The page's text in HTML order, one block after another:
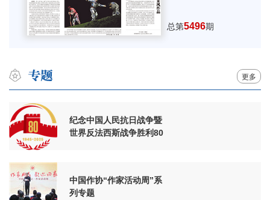
总第5496期
更多
纪念中国人民抗日战争暨
世界反法西斯战争胜利80
中国作协“作家活动周”系
列专题